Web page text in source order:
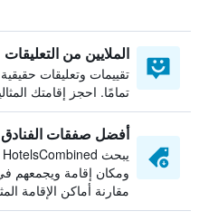
الملايين من التعليقات
تقييمات وتعليقات
تمامًا. احجز إقامتك
أفضل صفقات الفنادق
ومكان إقامة ويجمعهم
مقارنة أماكن الإقامة